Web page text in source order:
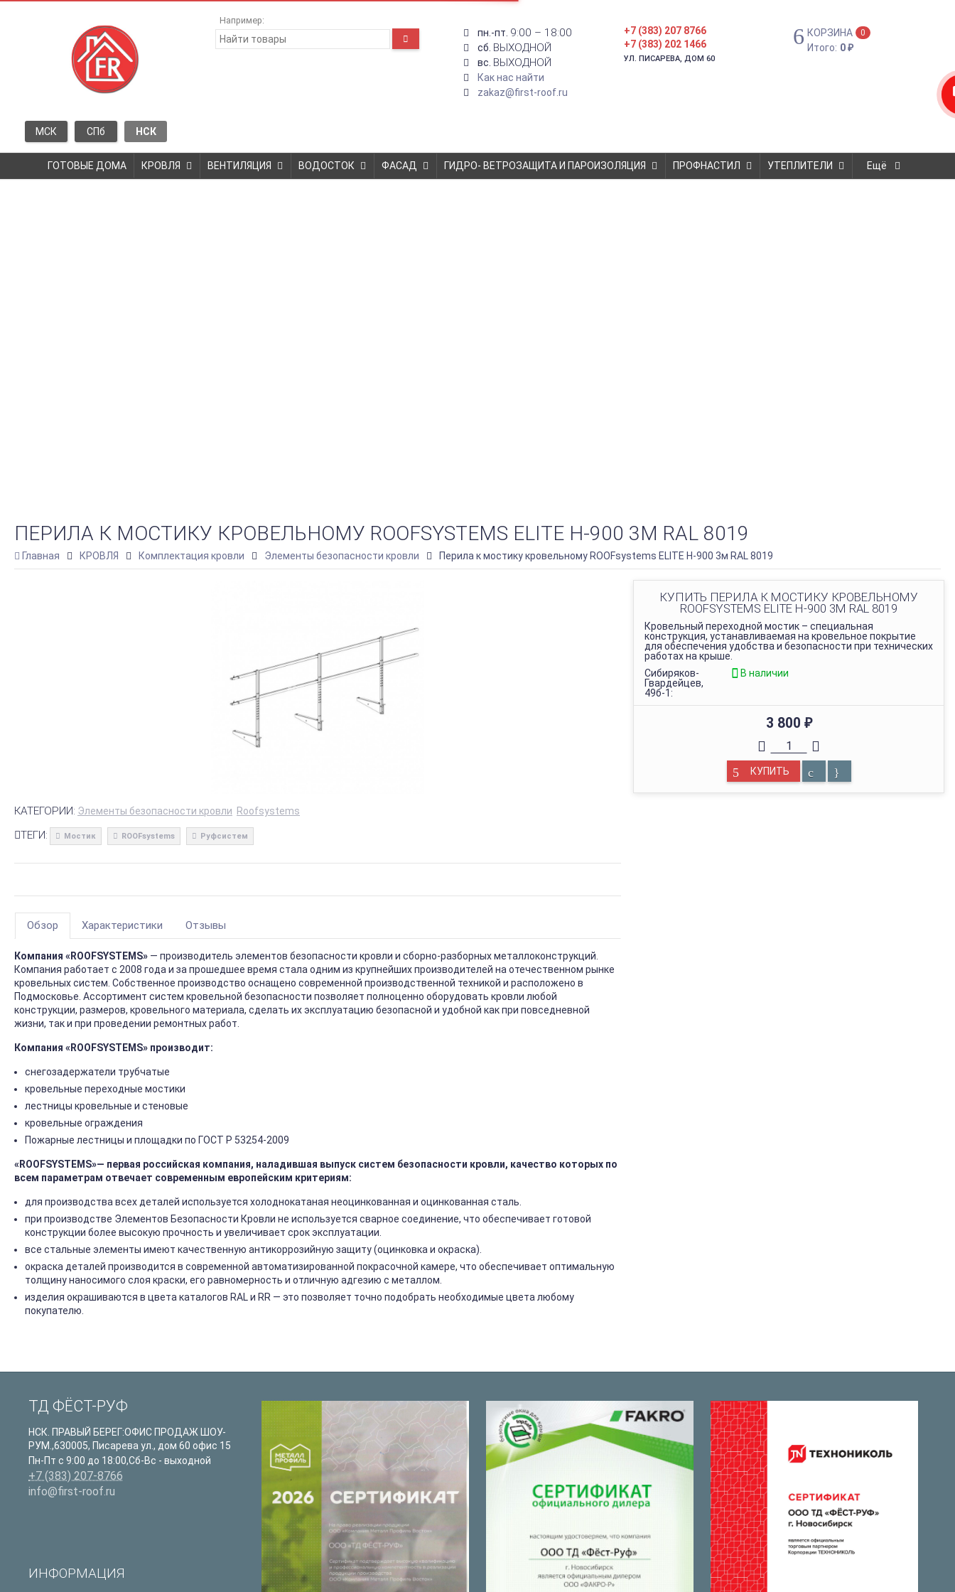
МСК СПб НСК
Например:
пн.-пт. 9:00 – 18:00
сб. ВЫХОДНОЙ
вс. ВЫХОДНОЙ
Как нас найти
zakaz@first-roof.ru
+7 (383) 207 8766
+7 (383) 202 1466
УЛ. ПИСАРЕВА, ДОМ 60
КОРЗИНА 0
Итого: 0₽
ГОТОВЫЕ ДОМА КРОВЛЯ ВЕНТИЛЯЦИЯ ВОДОСТОК ФАСАД ГИДРО- ВЕТРОЗАЩИТА И ПАРОИЗОЛЯЦИЯ ПРОФНАСТИЛ УТЕПЛИТЕЛИ Ещё
ПЕРИЛА К МОСТИКУ КРОВЕЛЬНОМУ ROOFSYSTEMS ELITE H-900 3М RAL 8019
Главная КРОВЛЯ Комплектация кровли Элементы безопасности кровли Перила к мостику кровельному ROOFsystems ELITE H-900 3м RAL 8019
КУПИТЬ ПЕРИЛА К МОСТИКУ КРОВЕЛЬНОМУ
ROOFSYSTEMS ELITE H-900 3М RAL 8019
Кровельный переходной мостик – специальная
конструкция, устанавливаемая на кровельное покрытие
для обеспечения удобства и безопасности при технических
работах на крыше.
Сибиряков-
Гвардейцев,
49б-1:
В наличии
3 800 ₽
КУПИТЬ
КАТЕГОРИИ: Элементы безопасности кровли Roofsystems
ТЕГИ: Мостик ROOFsystems Руфсистем
Обзор Характеристики Отзывы
Компания «ROOFSYSTEMS» — производитель элементов безопасности кровли и сборно-разборных металлоконструкций.
Компания работает с 2008 года и за прошедшее время стала одним из крупнейших производителей на отечественном рынке
кровельных систем. Собственное производство оснащено современной производственной техникой и расположено в
Подмосковье. Ассортимент систем кровельной безопасности позволяет полноценно оборудовать кровли любой
конструкции, размеров, кровельного материала, сделать их эксплуатацию безопасной и удобной как при повседневной
жизни, так и при проведении ремонтных работ.
Компания «ROOFSYSTEMS» производит:
снегозадержатели трубчатые
кровельные переходные мостики
лестницы кровельные и стеновые
кровельные ограждения
Пожарные лестницы и площадки по ГОСТ Р 53254-2009
«ROOFSYSTEMS»— первая российская компания, наладившая выпуск систем безопасности кровли, качество которых по
всем параметрам отвечает современным европейским критериям:
для производства всех деталей используется холоднокатаная неоцинкованная и оцинкованная сталь.
при производстве Элементов Безопасности Кровли не используется сварное соединение, что обеспечивает готовой
конструкции более высокую прочность и увеличивает срок эксплуатации.
все стальные элементы имеют качественную антикоррозийную защиту (оцинковка и окраска).
окраска деталей производится в современной автоматизированной покрасочной камере, что обеспечивает оптимальную
толщину наносимого слоя краски, его равномерность и отличную адгезию с металлом.
изделия окрашиваются в цвета каталогов RAL и RR — это позволяет точно подобрать необходимые цвета любому
покупателю.
ТД ФЁСТ-РУФ
НСК. ПРАВЫЙ БЕРЕГ:ОФИС ПРОДАЖ ШОУ-
РУМ.,630005, Писарева ул., дом 60 офис 15
Пн-Пт с 9:00 до 18:00,Сб-Вс - выходной
+7 (383) 207-8766
info@first-roof.ru
ИНФОРМАЦИЯ